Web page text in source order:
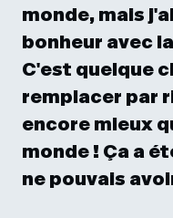
monde, mais
bonheur avec
C'est quelque
remplacer par
encore mieux
monde ! Ça a
ne pouvais